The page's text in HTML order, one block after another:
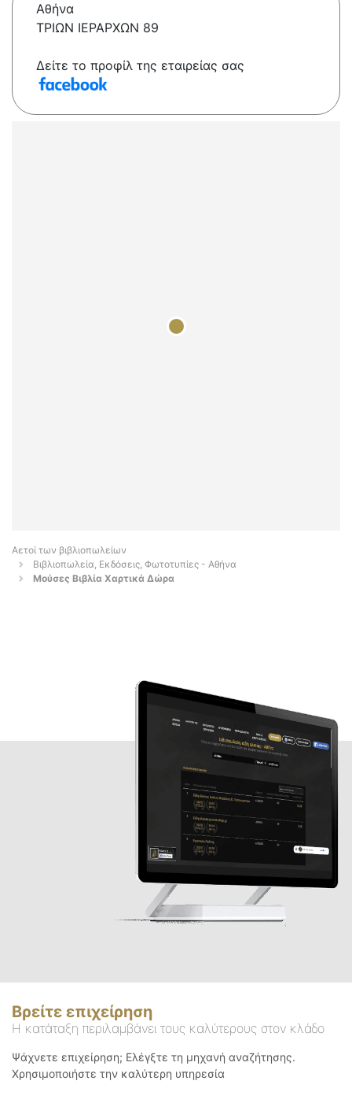
Αθήνα
ΤΡΙΩΝ ΙΕΡΑΡΧΩΝ 89
Δείτε το προφίλ της εταιρείας σας
Αετοί των βιβλιοπωλείων
Βιβλιοπωλεία, Εκδόσεις, Φωτοτυπίες - Αθήνα
Μούσες Βιβλία Χαρτικά Δώρα
Βρείτε επιχείρηση
Η κατάταξη περιλαμβάνει τους καλύτερους στον κλάδο
Ψάχνετε επιχείρηση; Ελέγξτε τη μηχανή αναζήτησης.
Χρησιμοποιήστε την καλύτερη υπηρεσία